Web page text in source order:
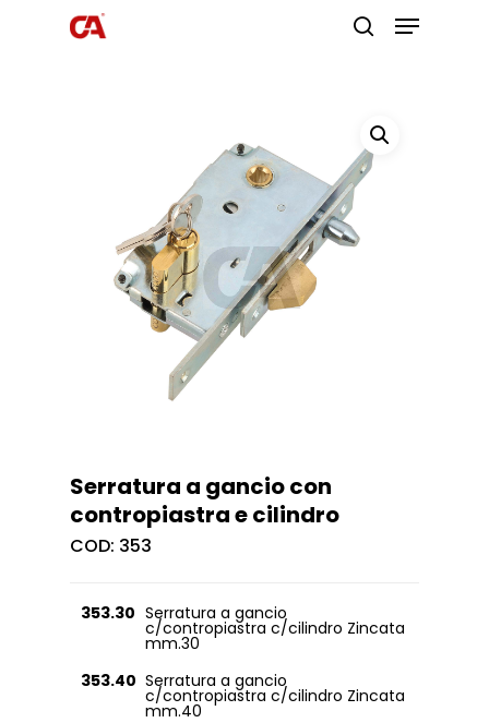
Serratura a gancio con
contropiastra e cilindro
COD: 353
353.30 Serratura a gancio
c/contropiastra c/cilindro Zincata
mm.30
353.40 Serratura a gancio
c/contropiastra c/cilindro Zincata
mm.40